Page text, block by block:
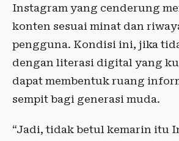
Instagram yang cenderung
konten sesuai minat dan
pengguna. Kondisi ini, jika
dengan literasi digital yang
dapat membentuk ruang
sempit bagi generasi muda.
“Jadi, tidak betul kemarin itu